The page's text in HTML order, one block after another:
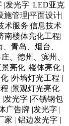
|发光字 |LED亚克
施管理|平面设计|
术服务|信息技术
南楼体亮化工程|
青岛、烟台、
、德州、滨州、
亮化 |楼体亮化 |
|外墙灯光工程 |
|景观灯光亮化
发光字 |不锈钢包
广告牌 |发光字 |
| 铝边发光字 |